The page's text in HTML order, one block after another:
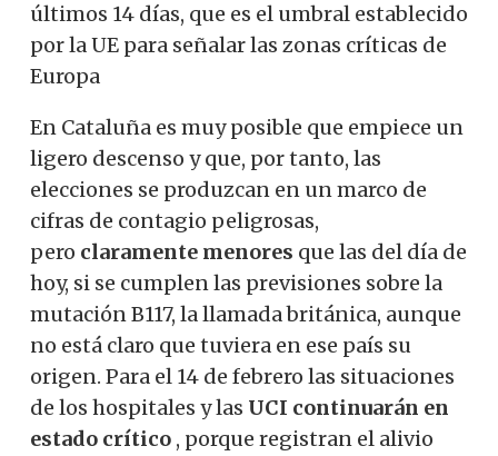
últimos 14 días, que es el umbral establecido
por la UE para señalar las zonas críticas de
Europa
En Cataluña es muy posible que empiece un
ligero descenso y que, por tanto, las
elecciones se produzcan en un marco de
cifras de contagio peligrosas,
pero claramente menores que las del día de
hoy, si se cumplen las previsiones sobre la
mutación B117, la llamada británica, aunque
no está claro que tuviera en ese país su
origen. Para el 14 de febrero las situaciones
de los hospitales y las UCI continuarán en
estado crítico , porque registran el alivio